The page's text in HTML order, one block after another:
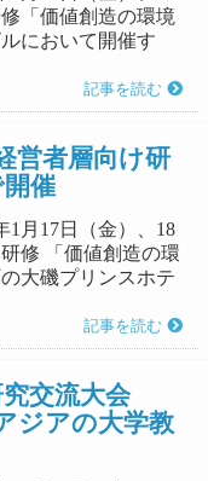
「価値創造の環境
において開催す
記事を読む
営者層向け研
催
1月17日（金）、18
修 「価値創造の環
大磯プリンスホテ
記事を読む
究交流大会
ジアの大学教